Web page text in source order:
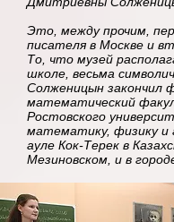
Это, между прочим,
писателя в Москве и
То, что музей
школе, весьма
Солженицын закончил
математический
Ростовского
математику, физику
ауле Кок-Терек в
Мезиновском, и в